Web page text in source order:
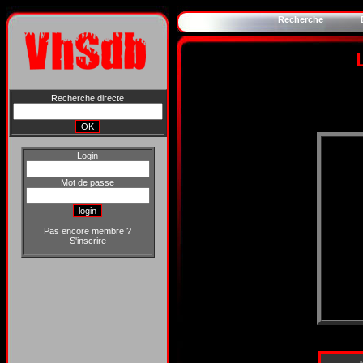
Recherche directe
Login
Mot de passe
Pas encore membre ?
S'inscrire
Recherche